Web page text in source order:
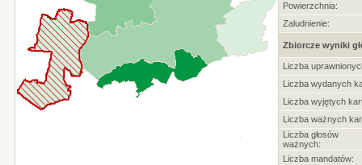
Powierzchnia:
Zaludnienie:
Zbiorcze wyniki
Liczba
Liczba wydanych
Liczba wyjętych
Liczba ważnych
Liczba głosów
ważnych:
Liczba mandatów: